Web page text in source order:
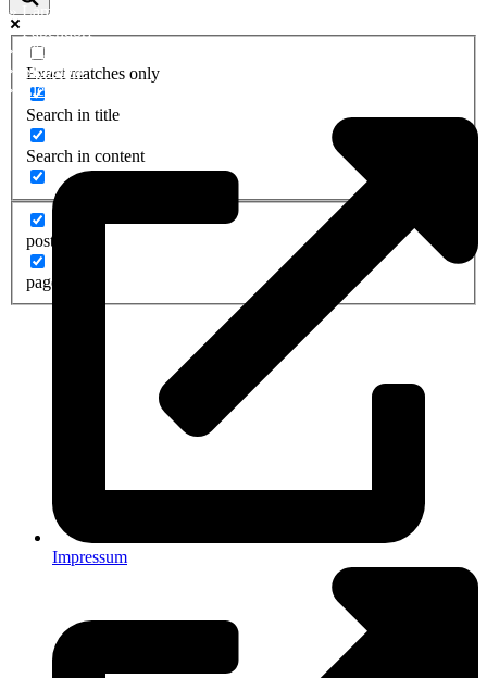
Exact matches only
Search in title
Search in content
post
page
»Lambrechtshagen
»Papendorf
»
Pölchow
»
Stäbelow
»
Ziesendorf
Impressum